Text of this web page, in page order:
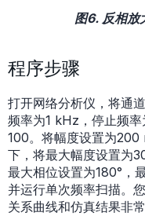
图6. 反相放
程序步骤
打开网络分析仪，将通
频率为1 kHz，停止频
100。将幅度设置为200
下，将最大幅度设置为
最大相位设置为180°，
并运行单次频率扫描。
关系曲线和仿真结果非常